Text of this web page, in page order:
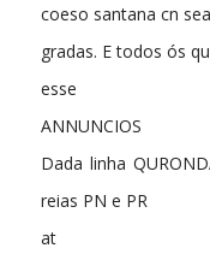
coeso santana cn
gradas. E todos ós
esse
ANNUNCIOS
Dada linha
reias PN e PR
at